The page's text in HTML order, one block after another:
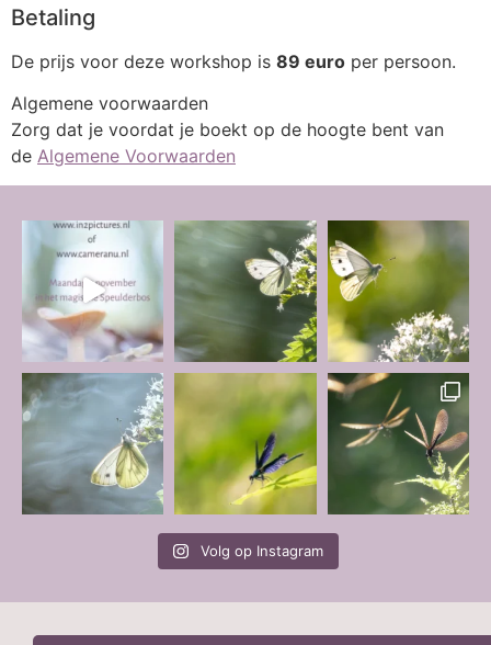
Betaling
De prijs voor deze workshop is 89 euro per persoon.
Algemene voorwaarden
Zorg dat je voordat je boekt op de hoogte bent van
de Algemene Voorwaarden
Volg op Instagram